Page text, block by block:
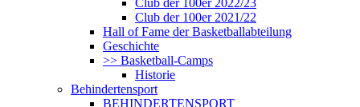
Club der 100er 2022/23
Club der 100er 2021/22
Hall of Fame der Basketballabteilung
Geschichte
>> Basketball-Camps
Historie
Behindertensport
BEHINDERTENSPORT